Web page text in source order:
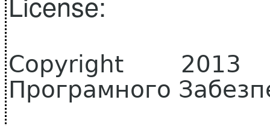
Copyright 2013
Програмного